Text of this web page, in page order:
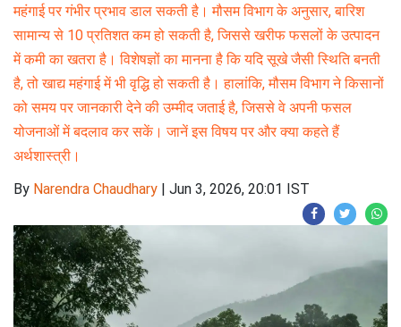
महंगाई पर गंभीर प्रभाव डाल सकती है। मौसम विभाग के अनुसार, बारिश
सामान्य से 10 प्रतिशत कम हो सकती है, जिससे खरीफ फसलों के उत्पादन
में कमी का खतरा है। विशेषज्ञों का मानना है कि यदि सूखे जैसी स्थिति बनती
है, तो खाद्य महंगाई में भी वृद्धि हो सकती है। हालांकि, मौसम विभाग ने किसानों
को समय पर जानकारी देने की उम्मीद जताई है, जिससे वे अपनी फसल
योजनाओं में बदलाव कर सकें। जानें इस विषय पर और क्या कहते हैं
अर्थशास्त्री।
By Narendra Chaudhary | Jun 3, 2026, 20:01 IST